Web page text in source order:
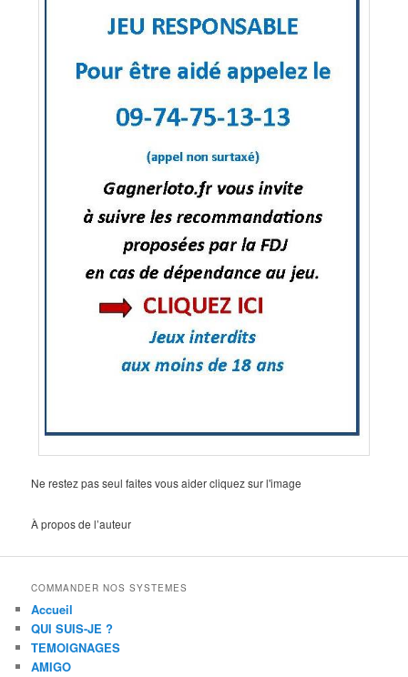
Ne restez pas seul faites vous aider cliquez sur l'image
À propos de l’auteur
COMMANDER NOS SYSTEMES
Accueil
QUI SUIS-JE ?
TEMOIGNAGES
AMIGO